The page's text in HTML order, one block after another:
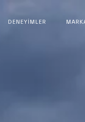
DENEYIMLER